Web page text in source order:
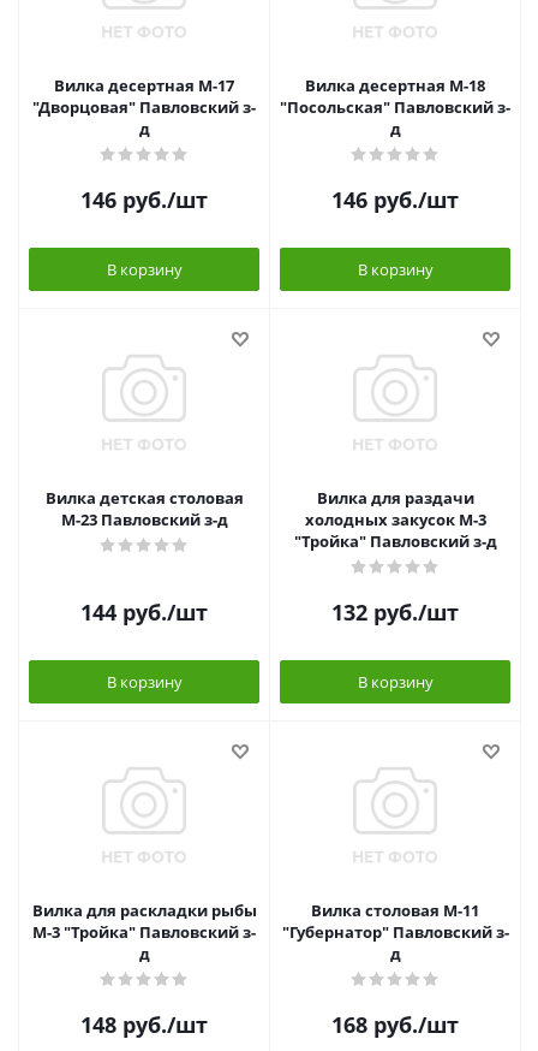
Вилка десертная М-17
"Дворцовая" Павловский з-
д
146 руб./шт
В корзину
Вилка десертная М-18
"Посольская" Павловский з-
д
146 руб./шт
В корзину
Вилка детская столовая
М-23 Павловский з-д
144 руб./шт
В корзину
Вилка для раздачи
холодных закусок М-3
"Тройка" Павловский з-д
132 руб./шт
В корзину
Вилка для раскладки рыбы
М-3 "Тройка" Павловский з-
д
148 руб./шт
Вилка столовая М-11
"Губернатор" Павловский з-
д
168 руб./шт